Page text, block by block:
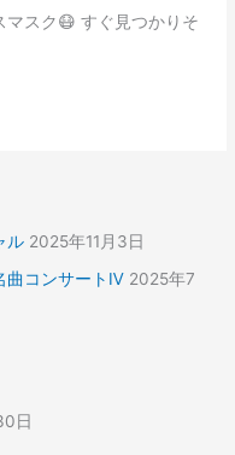
スク😷 すぐ見つかりそ
ル 2025年11月3日
曲コンサートⅣ 2025年7
日